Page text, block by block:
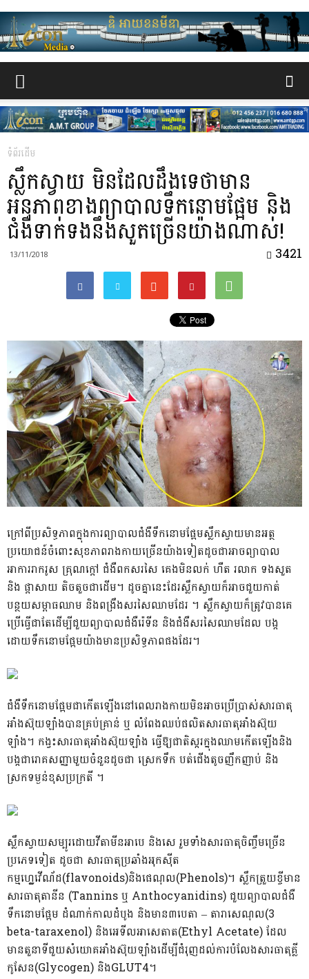
ទំព័រដើម
ស្លឹកស្វាយ មិនដែលដឹងទេថាមាន
អនុភាពខាងព្យាបាលទឹកនោមផ្អែម និង
ជំងឺទាក់ទងនឹងសួតច្រើនយ៉ាងណាស់!
13/11/2018 3421
ក្រៅពីប្រសិទ្ធភាពក្នុងការព្យាបាលជំងឺទឹកនោមផ្អែមស្លឹកស្វាយមានអត្ថ
ប្រយោជន៍ចំពោះសុខភាពរាងកាយច្រើនយ៉ាងទៀតដូចជាអាចព្យាបាល
អាការរាករូស គ្រុណក្តៅ ជំងឺពកសរសៃ គេងមិនលក់ ហឺត រលាក ទងសួត
និង ផ្តាសាយ តិចតួចជាដើម។ ដូចគ្នានេះដែរស្លឹកស្វាយក៏អាចជួយកាត់
បន្ថយសម្ពាធឈាម និងពង្រឹងសរសៃឈាមដែរ ។ ស្លឹកស្វាយក៏ត្រូវបានគេ
ប្រើធ្វើជាតែដើម្បីជួយព្យាបាលជំងឺរ៉េទីន និងជំងឺសរសៃឈាមដែល បង្ក
ដោយទឹកនោមផ្អែមយ៉ាងមានប្រសិទ្ធភាពផងដែរ។
ជំងឺទឹកនោមផ្អែមជាកើតឡើងនៅពេលរាងកាយមិនអាចប្រើប្រាស់សារធាតុ
អាំងស៊ុយឡាំងបានគ្រប់គ្រាន់ ឬ លំពែងឈប់ផលិតសារធាតុអាំងស៊ុយ
ឡាំង។ កង្វះសារធាតុអាំងស៊ុយឡាំង ធ្វើឱ្យជាតិស្ករក្នុងឈាមកើតឡើងនិង
បង្កជារោគសញ្ញាមួយចំនួនដូចជា ស្រេកទឹក បត់ជើងតូចញឹកញាប់ និង
ស្រកទម្ងន់ខុសប្រក្រតី ។
ស្លឹកស្វាយសម្បូរដោយវីតាមីនអាបេ និងសេ រួមទាំងសារធាតុចិញ្ចឹមច្រើន
ប្រភេទទៀត ដូចជា សារធាតុប្រឆាំងអុកស៊ីត
កម្មហ្វ្លេវើណ័ដ(flavonoids)និងផេណុល(Phenols)។ ស្លឹកត្រួយខ្ចីមាន
សារធាតុតានីន (Tannins ឬ Anthocyanidins) ជួយព្យាបាលជំងឺ
ទឹកនោមផ្អែម ដំណាក់កាលដំបូង និងមាន៣បេតា – តារាសេណុល(3
beta-taraxenol) និងអេទីលអាសេតាត(Ethyl Acetate) ដែល
មានតួនាទីជួយសំយោគអាំងស៊ុយឡាំងដើម្បីជំរុញដល់ការបំលែងសារធាតុគ្លី
កូសែន(Glycogen) និងGLUT4។